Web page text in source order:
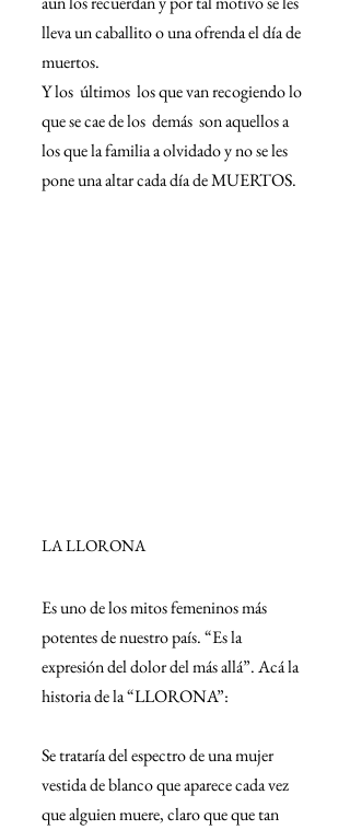
lleva un caballito o una ofrenda el día de
muertos.
Y los  últimos  los que van recogiendo lo
que se cae de los  demás  son aquellos a
los que la familia a olvidado y no se les
pone una altar cada día de MUERTOS.
LA LLORONA
Es uno de los mitos femeninos más
potentes de nuestro país. “Es la
expresión del dolor del más allá”. Acá la
historia de la “LLORONA”:
Se trataría del espectro de una mujer
vestida de blanco que aparece cada vez
que alguien muere, claro que que tan